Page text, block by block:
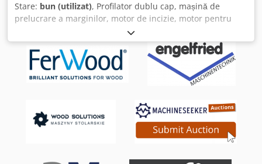
Stare: bun (utilizat), Profilator dublu cap, mașină de
prelucrare a marginilor, motor de incizie, motor pentru
așchiere, motor pentru ax, motor freză - 1x motor: 1,5 kW,
2740 rpm la 50 Hz - Ax de prindere motor: Ø 20 mm / M16
mm - Motor montat pe ghidaje - Cursă de lucru: 160 mm
Dcodpob A Ix Tofx Aqvsk - Greutate: 30 kg